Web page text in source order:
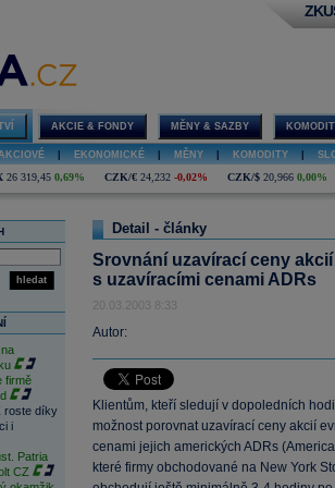
AKCIE & FONDY MĚNY & SAZBY
EKONOMICKÉ MĚNY KOMODITY
26 319,45 0,69% CZK/€ 24,232 -0,02% CZK/$ 20,966 0,00%
hledat
firmě
roste díky
i
Patria
CZ
Detail - články
Srovnání uzavírací ceny
s uzavíracími cenami ADRs
20.03.2003 8:33
Autor:
Klientům, kteří sledují v dopoledních
možnost porovnat uzavírací ceny akcií
cenami jejich amerických ADRs
které firmy obchodované na New York